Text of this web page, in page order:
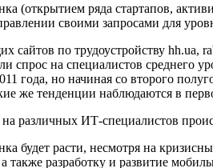
(открытием ряда стартапов,
своими запросами для
сайтов по трудоустройству
спрос на специалистов
года, но начиная со второго
же тенденции наблюдаются в
различных ИТ-специалистов
будет расти, несмотря на
разработку и развитие